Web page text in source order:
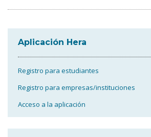
Aplicación Hera
Registro para estudiantes
Registro para empresas/instituciones
Acceso a la aplicación